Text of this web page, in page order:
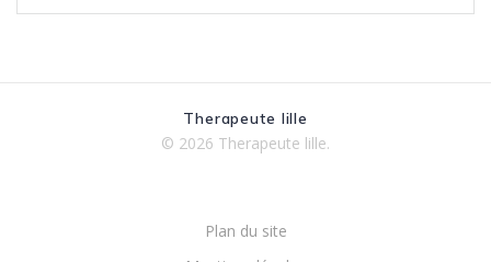
Therapeute lille
© 2026 Therapeute lille.
Plan du site